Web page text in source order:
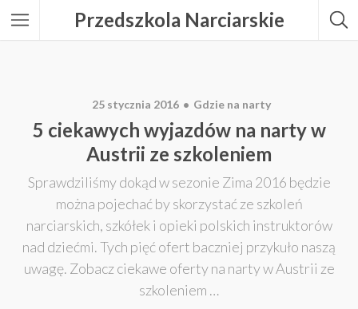
Przedszkola Narciarskie
25 stycznia 2016 Gdzie na narty
5 ciekawych wyjazdów na narty w
Austrii ze szkoleniem
Sprawdziliśmy dokąd w sezonie Zima 2016 będzie
można pojechać by skorzystać ze szkoleń
narciarskich, szkółek i opieki polskich instruktorów
nad dziećmi. Tych pięć ofert baczniej przykuło naszą
uwagę. Zobacz ciekawe oferty na narty w Austrii ze
szkoleniem …